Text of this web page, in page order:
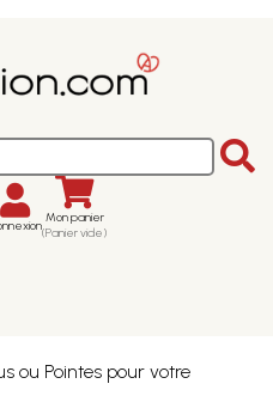
Mon panier
(Panier vide)
ou Pointes pour votre